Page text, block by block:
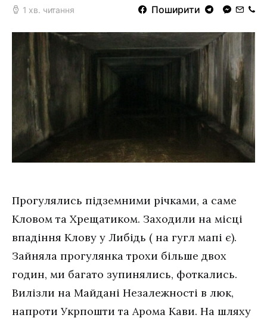
1 хв. читання Поширити
Прогулялись підземними річками, а саме
Кловом та Хрещатиком. Заходили на місці
впадіння Клову у Либідь ( на гугл мапі є).
Зайняла прогулянка трохи більше двох
годин, ми багато зупинялись, фоткались.
Вилізли на Майдані Незалежності в люк,
напроти Укрпошти та Арома Кави. На шляху